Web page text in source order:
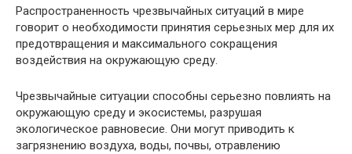
Распространенность чрезвычайных ситуаций в мире
говорит о необходимости принятия серьезных мер для их
предотвращения и максимального сокращения
воздействия на окружающую среду.
Чрезвычайные ситуации способны серьезно повлиять на
окружающую среду и экосистемы, разрушая
экологическое равновесие. Они могут приводить к
загрязнению воздуха, воды, почвы, отравлению